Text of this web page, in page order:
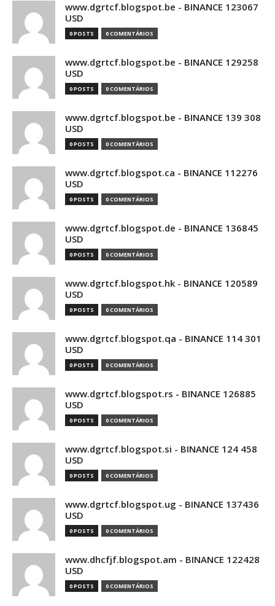
www.dgrtcf.blogspot.be - BINANCE 123067
USD
0 POSTS 0 COMENTÁRIOS
www.dgrtcf.blogspot.be - BINANCE 129258
USD
0 POSTS 0 COMENTÁRIOS
www.dgrtcf.blogspot.be - BINANCE 139 308
USD
0 POSTS 0 COMENTÁRIOS
www.dgrtcf.blogspot.ca - BINANCE 112276
USD
0 POSTS 0 COMENTÁRIOS
www.dgrtcf.blogspot.de - BINANCE 136845
USD
0 POSTS 0 COMENTÁRIOS
www.dgrtcf.blogspot.hk - BINANCE 120589
USD
0 POSTS 0 COMENTÁRIOS
www.dgrtcf.blogspot.qa - BINANCE 114 301
USD
0 POSTS 0 COMENTÁRIOS
www.dgrtcf.blogspot.rs - BINANCE 126885
USD
0 POSTS 0 COMENTÁRIOS
www.dgrtcf.blogspot.si - BINANCE 124 458
USD
0 POSTS 0 COMENTÁRIOS
www.dgrtcf.blogspot.ug - BINANCE 137436
USD
0 POSTS 0 COMENTÁRIOS
www.dhcfjf.blogspot.am - BINANCE 122428
USD
0 POSTS 0 COMENTÁRIOS